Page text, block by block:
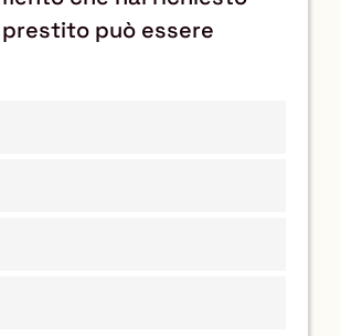
può essere